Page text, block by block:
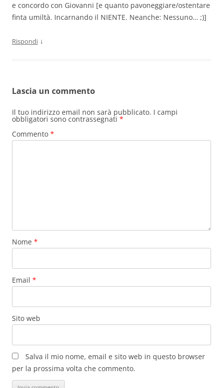
e concordo con Giovanni [e quanto pavoneggiare/ostentare
finta umiltà. Incarnando il NIENTE. Neanche: Nessuno… ;)]
Rispondi ↓
Lascia un commento
Il tuo indirizzo email non sarà pubblicato. I campi
obbligatori sono contrassegnati *
Commento *
Nome *
Email *
Sito web
Salva il mio nome, email e sito web in questo browser
per la prossima volta che commento.